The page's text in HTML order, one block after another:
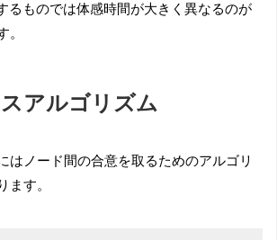
るものでは体感時間が大きく異なるのが
。
アルゴリズム
はノード間の合意を取るためのアルゴリ
ます。